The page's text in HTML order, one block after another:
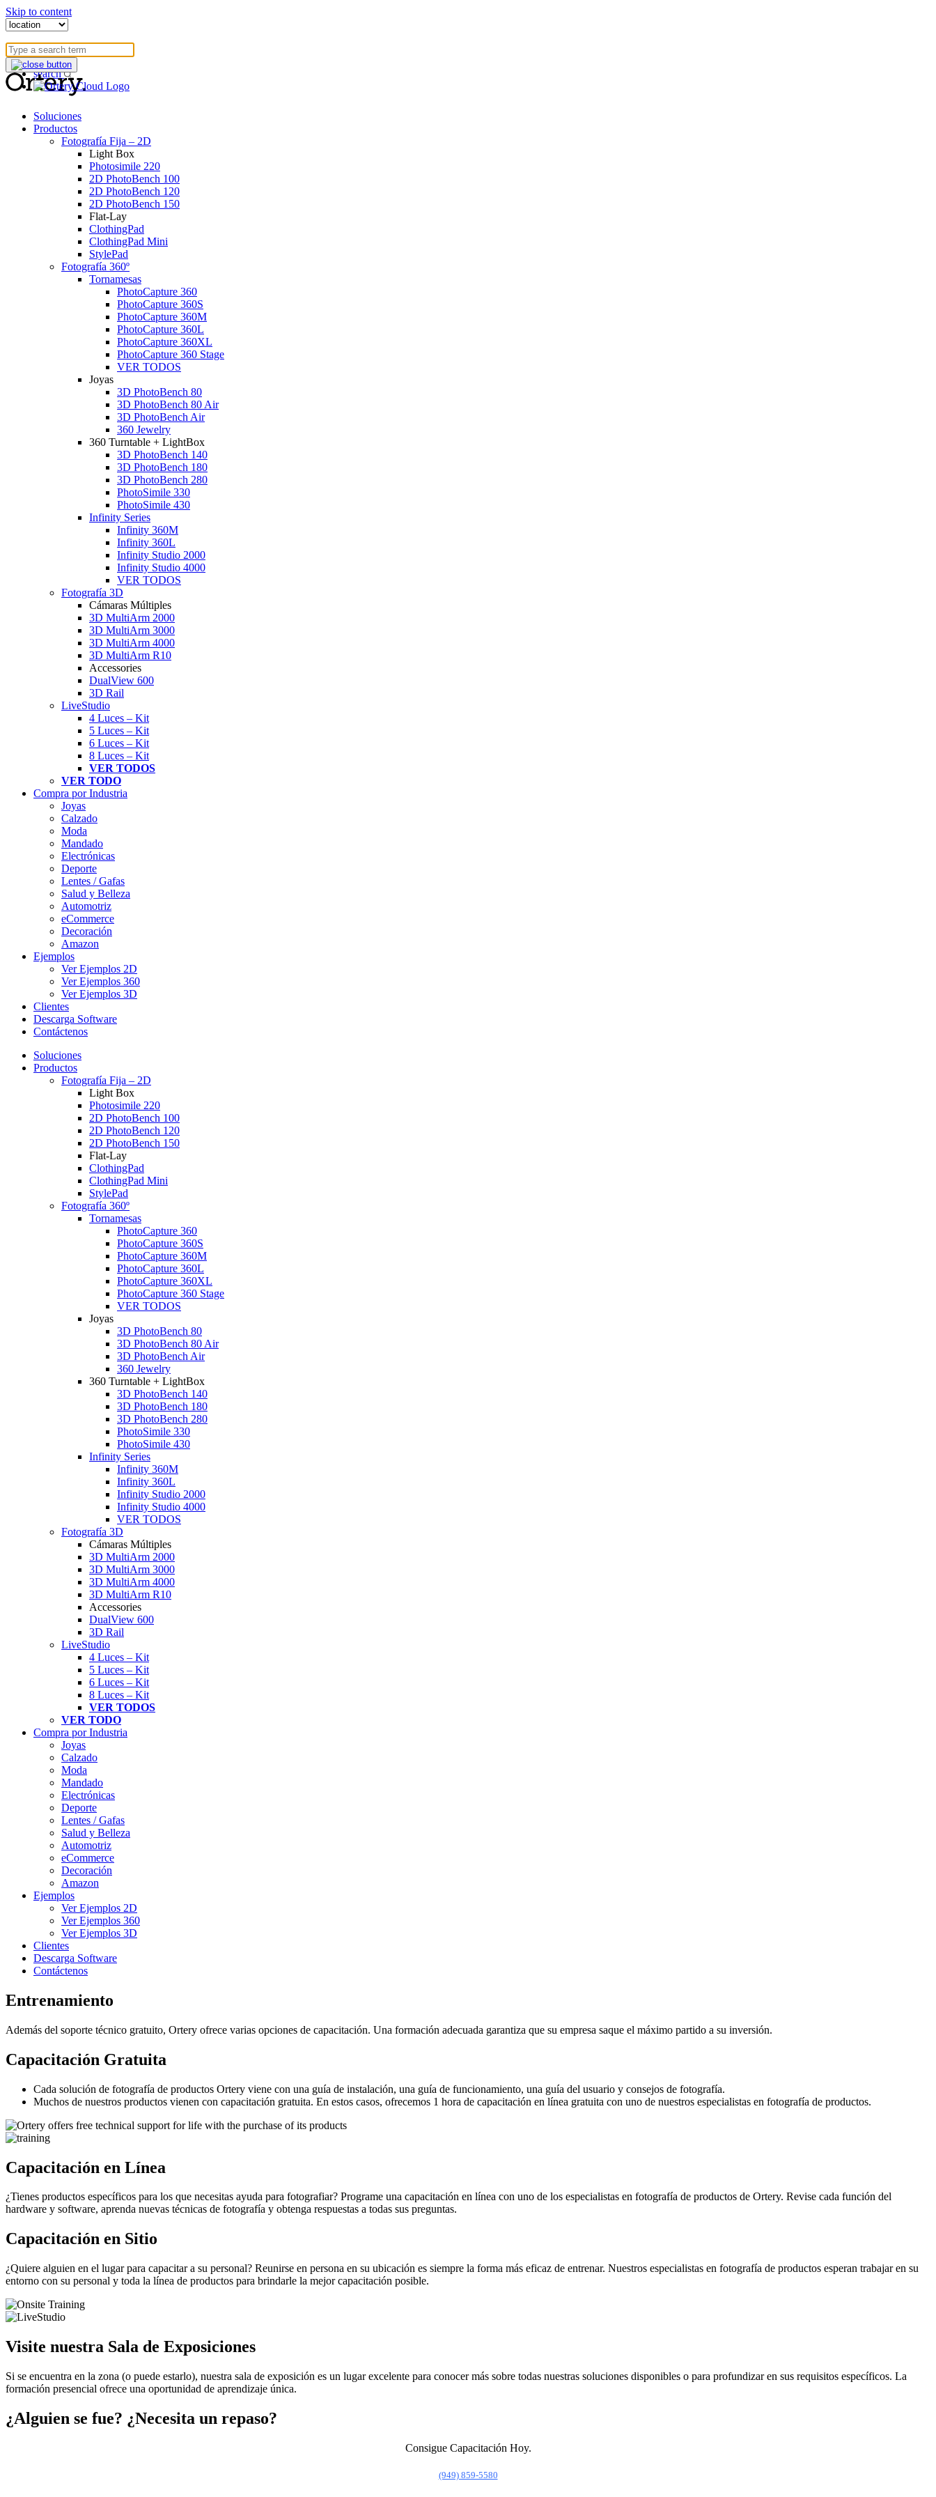
Skip to content
blog
userportal
search
Soluciones
Productos
Fotografía Fija – 2D
Light Box
Photosimile 220
2D PhotoBench 100
2D PhotoBench 120
2D PhotoBench 150
Flat-Lay
ClothingPad
ClothingPad Mini
StylePad
Fotografía 360º
Tornamesas
PhotoCapture 360
PhotoCapture 360S
PhotoCapture 360M
PhotoCapture 360L
PhotoCapture 360XL
PhotoCapture 360 Stage
VER TODOS
Joyas
3D PhotoBench 80
3D PhotoBench 80 Air
3D PhotoBench Air
360 Jewelry
360 Turntable + LightBox
3D PhotoBench 140
3D PhotoBench 180
3D PhotoBench 280
PhotoSimile 330
PhotoSimile 430
Infinity Series
Infinity 360M
Infinity 360L
Infinity Studio 2000
Infinity Studio 4000
VER TODOS
Fotografía 3D
Cámaras Múltiples
3D MultiArm 2000
3D MultiArm 3000
3D MultiArm 4000
3D MultiArm R10
Accessories
DualView 600
3D Rail
LiveStudio
4 Luces – Kit
5 Luces – Kit
6 Luces – Kit
8 Luces – Kit
VER TODOS
VER TODO
Compra por Industria
Joyas
Calzado
Moda
Mandado
Electrónicas
Deporte
Lentes / Gafas
Salud y Belleza
Automotriz
eCommerce
Decoración
Amazon
Ejemplos
Ver Ejemplos 2D
Ver Ejemplos 360
Ver Ejemplos 3D
Clientes
Descarga Software
Contáctenos
Soluciones
Productos
Fotografía Fija – 2D
Light Box
Photosimile 220
2D PhotoBench 100
2D PhotoBench 120
2D PhotoBench 150
Flat-Lay
ClothingPad
ClothingPad Mini
StylePad
Fotografía 360º
Tornamesas
PhotoCapture 360
PhotoCapture 360S
PhotoCapture 360M
PhotoCapture 360L
PhotoCapture 360XL
PhotoCapture 360 Stage
VER TODOS
Joyas
3D PhotoBench 80
3D PhotoBench 80 Air
3D PhotoBench Air
360 Jewelry
360 Turntable + LightBox
3D PhotoBench 140
3D PhotoBench 180
3D PhotoBench 280
PhotoSimile 330
PhotoSimile 430
Infinity Series
Infinity 360M
Infinity 360L
Infinity Studio 2000
Infinity Studio 4000
VER TODOS
Fotografía 3D
Cámaras Múltiples
3D MultiArm 2000
3D MultiArm 3000
3D MultiArm 4000
3D MultiArm R10
Accessories
DualView 600
3D Rail
LiveStudio
4 Luces – Kit
5 Luces – Kit
6 Luces – Kit
8 Luces – Kit
VER TODOS
VER TODO
Compra por Industria
Joyas
Calzado
Moda
Mandado
Electrónicas
Deporte
Lentes / Gafas
Salud y Belleza
Automotriz
eCommerce
Decoración
Amazon
Ejemplos
Ver Ejemplos 2D
Ver Ejemplos 360
Ver Ejemplos 3D
Clientes
Descarga Software
Contáctenos
Entrenamiento
Además del soporte técnico gratuito, Ortery ofrece varias opciones de capacitación. Una formación adecuada garantiza que su empresa saque el máximo partido a su inversión.
Capacitación Gratuita
Cada solución de fotografía de productos Ortery viene con una guía de instalación, una guía de funcionamiento, una guía del usuario y consejos de fotografía.
Muchos de nuestros productos vienen con capacitación gratuita. En estos casos, ofrecemos 1 hora de capacitación en línea gratuita con uno de nuestros especialistas en fotografía de productos.
Capacitación en Línea
¿Tienes productos específicos para los que necesitas ayuda para fotografiar? Programe una capacitación en línea con uno de los especialistas en fotografía de productos de Ortery. Revise cada función del
hardware y software, aprenda nuevas técnicas de fotografía y obtenga respuestas a todas sus preguntas.
Capacitación en Sitio
¿Quiere alguien en el lugar para capacitar a su personal? Reunirse en persona en su ubicación es siempre la forma más eficaz de entrenar. Nuestros especialistas en fotografía de productos esperan trabajar en su
entorno con su personal y toda la línea de productos para brindarle la mejor capacitación posible.
Visite nuestra Sala de Exposiciones
Si se encuentra en la zona (o puede estarlo), nuestra sala de exposición es un lugar excelente para conocer más sobre todas nuestras soluciones disponibles o para profundizar en sus requisitos específicos. La
formación presencial ofrece una oportunidad de aprendizaje única.
¿Alguien se fue? ¿Necesita un repaso?
Consigue Capacitación Hoy.
(949) 859-5580